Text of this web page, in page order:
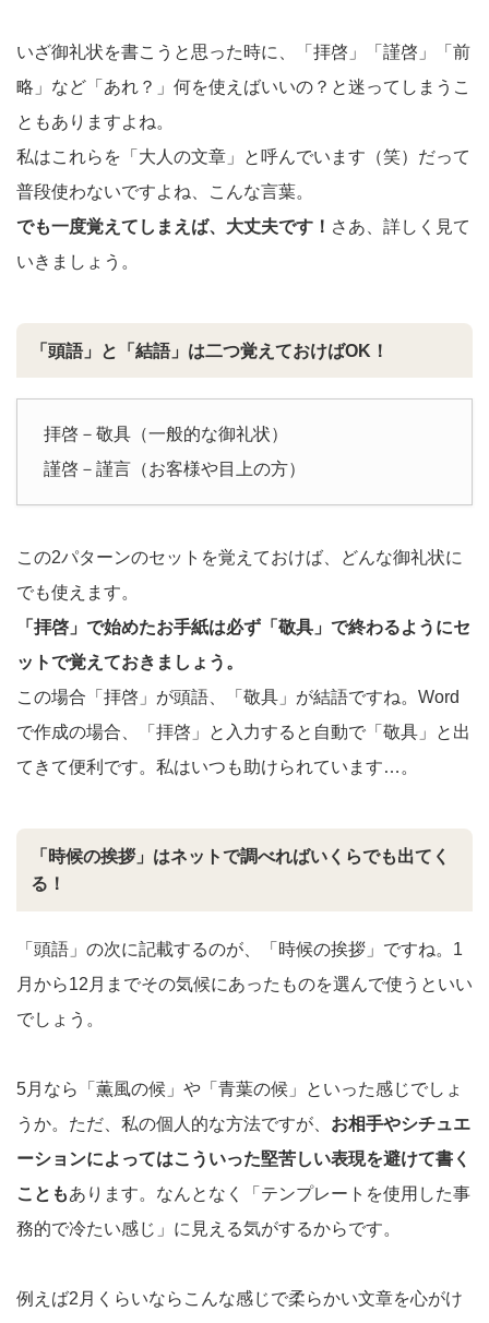
いざ御礼状を書こうと思った時に、「拝啓」「謹啓」「前
略」など「あれ？」何を使えばいいの？と迷ってしまうこ
ともありますよね。
私はこれらを「大人の文章」と呼んでいます（笑）だって
普段使わないですよね、こんな言葉。
でも一度覚えてしまえば、大丈夫です！ さあ、詳しく見て
いきましょう。
「頭語」と「結語」は二つ覚えておけばOK！
拝啓－敬具（一般的な御礼状）
謹啓－謹言（お客様や目上の方）
この2パターンのセットを覚えておけば、どんな御礼状に
でも使えます。
「拝啓」で始めたお手紙は必ず「敬具」で終わるようにセ
ットで覚えておきましょう。
この場合「拝啓」が頭語、「敬具」が結語ですね。Word
で作成の場合、「拝啓」と入力すると自動で「敬具」と出
てきて便利です。私はいつも助けられています…。
「時候の挨拶」はネットで調べればいくらでも出てく
る！
「頭語」の次に記載するのが、「時候の挨拶」ですね。1
月から12月までその気候にあったものを選んで使うといい
でしょう。
5月なら「薫風の候」や「青葉の候」といった感じでしょ
うか。ただ、私の個人的な方法ですが、 お相手やシチュエ
ーションによってはこういった堅苦しい表現を避けて書く
こともあります。なんとなく「テンプレートを使用した事
務的で冷たい感じ」に見える気がするからです。
例えば2月くらいならこんな感じで柔らかい文章を心がけ